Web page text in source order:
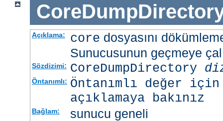
Açıklama: core dosyasını
Sunucusunun geçmeye
Sözdizimi: CoreDumpDirectory
Öntanımlı: Öntanımlı değer
açıklamaya bakınız
Bağlam: sunucu geneli